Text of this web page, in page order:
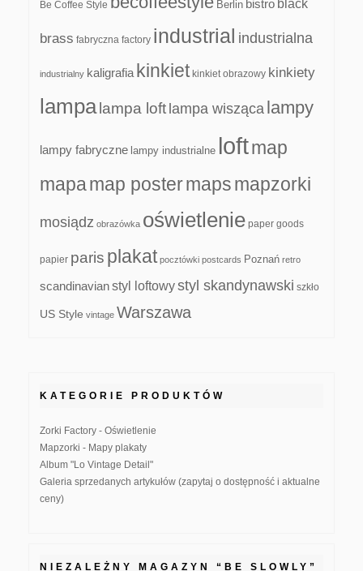
Be Coffee Style Berlin bistro black
brass fabryczna factory industrial industrialna
industrialny kaligrafia kinkiet kinkiet obrazowy kinkiety
lampa lampa loft lampa wisząca lampy
lampy fabryczne lampy industrialne loftmap
mapamap postermapsmapzorki
mosiądz obrazówka oświetlenie paper goods
papier paris plakat pocztówki postcards Poznań retro
scandinavianstyl loftowystyl skandynawski szkło
US Style vintage Warszawa
KATEGORIE PRODUKTÓW
Zorki Factory - Oświetlenie
Mapzorki - Mapy plakaty
Album "Lo Vintage Detail"
Galeria sprzedanych artykułów (zapytaj o dostępność i aktualne
ceny)
NIEZALEŻNY MAGAZYN “BE SLOWLY”